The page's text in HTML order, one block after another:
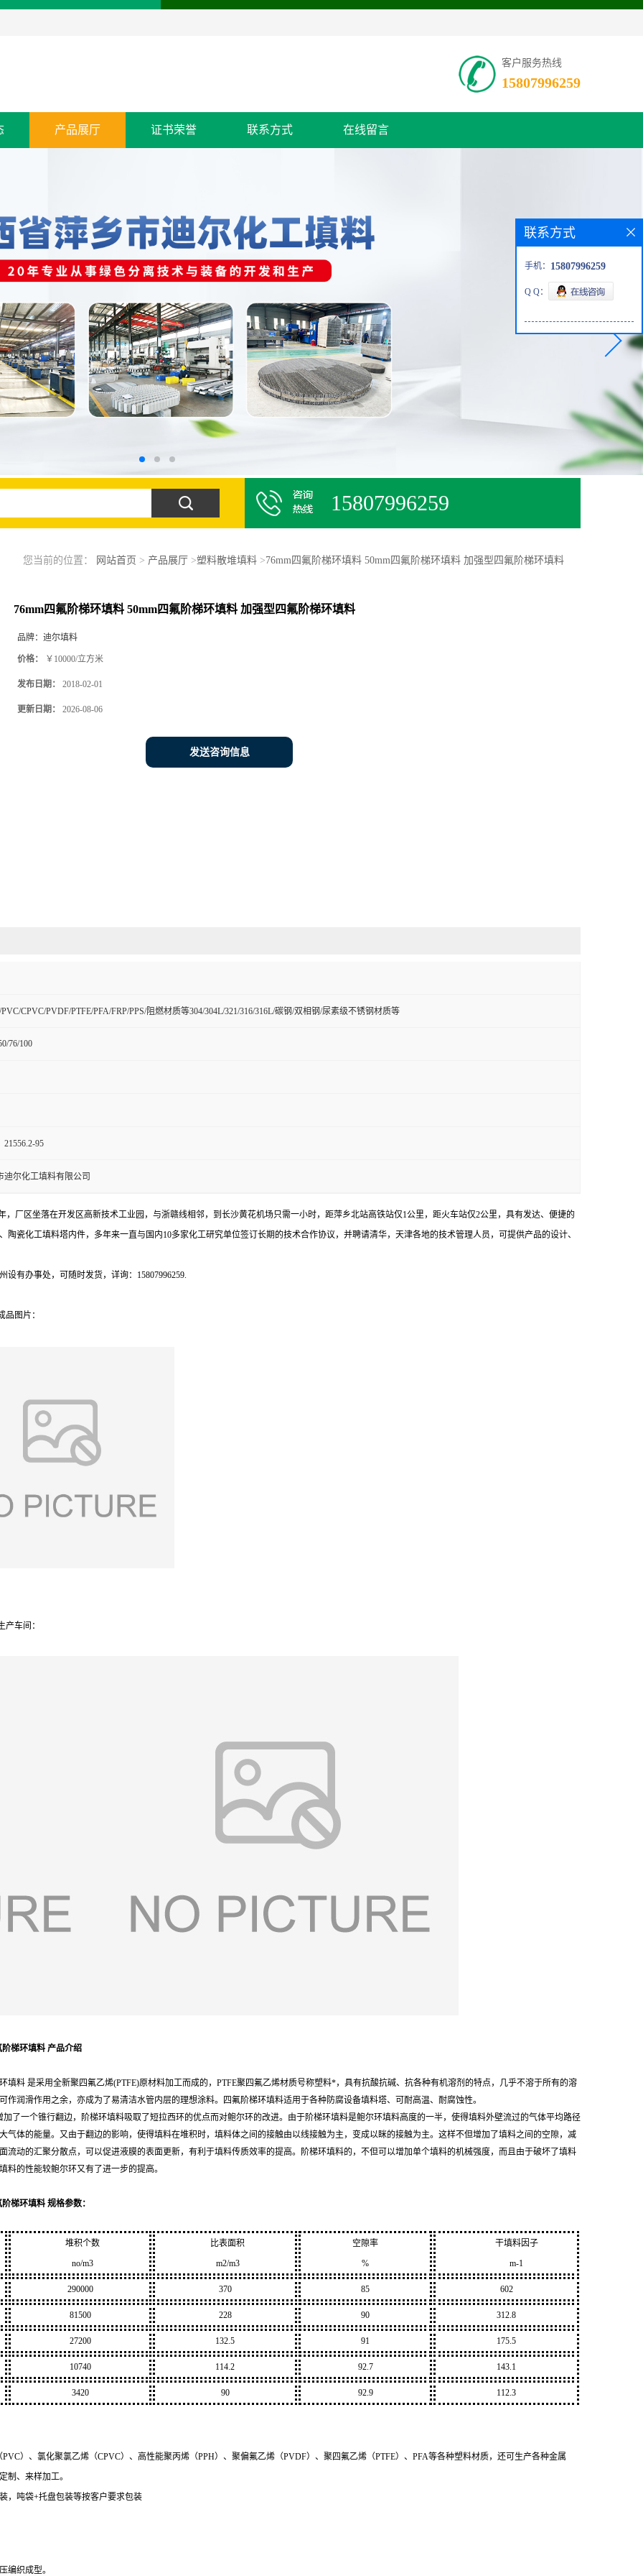
客户服务热线
15807996259
产品展厅 证书荣誉 联系方式 在线留言
15807996259
您当前的位置： 网站首页 > 产品展厅 >塑料散堆填料>76mm四氟阶梯环填料 50mm四氟阶梯环填料 加强型四氟阶梯环填料
76mm四氟阶梯环填料 50mm四氟阶梯环填料 加强型四氟阶梯环填料
品牌： 迪尔填料
价格： ￥10000/立方米
发布日期： 2018-02-01
更新日期： 2026-08-06
发送咨询信息
PVC/CPVC/PVDF/PTFE/PFA/FRP/PPS/阻燃材质等304/304L/321/316/316L/碳钢/双相钢/尿素级不锈钢材质等
76/100
95
迪尔化工填料有限公司
厂区坐落在开发区高新技术工业园，与浙赣线相邻，到长沙黄花机场只需一小时，距萍乡北站高铁站仅1公里，距火车站仅2公里，具有发达、便捷的
瓷化工填料塔内件，多年来一直与国内10多家化工研究单位签订长期的技术合作协议，并聘请清华，天津各地的技术管理人员，可提供产品的设计、
有办事处，可随时发货，详询：15807996259.
图片：
车间：
梯环填料 产品介绍
填料 是采用全新聚四氟乙烯(PTFE)原材料加工而成的， PTFE聚四氟乙烯材质号称塑料*，具有抗酸抗碱、抗各种有机溶剂的特点，几乎不溶于所有的溶
润滑作用之余，亦成为了易清洁水管内层的理想涂料。四氟阶梯环填料适用于各种防腐设备填料塔、可耐高温、耐腐蚀性。
了一个锥行翻边，阶梯环填料吸取了短拉西环的优点而对鲍尔环的改进。 由于阶梯环填料是鲍尔环填料高度的一半，使得填料外壁流过的气体平均路径
气体的能量。 又由于翻边的影响，使得填料在堆积时，填料体之间的接触由以线接触为主，变成以眯的接触为主。这样不但增加了填料之间的空隙，减
动的汇聚分散点，可以促进液膜的表面更新，有利于填料传质效率的提高。阶梯环填料的，不但可以增加单个填料的机械强度，而且由于破坏了填料
的性能较鲍尔环又有了进一步的提高。
梯环填料 规格参数：
堆积个数
no/m3
比表面积
m2/m3
空隙率
%
干填料因子
m-1
290000 370 85 602
81500 228 90 312.8
27200 132.5 91 175.5
10740 114.2 92.7 143.1
3420 90 92.9 112.3
）、氯化聚氯乙烯（CPVC）、高性能聚丙烯（PPH）、聚偏氟乙烯（PVDF）、聚四氟乙烯（PTFE）、PFA等各种塑料材质，还可生产各种金属
制、来样加工。
，吨袋+托盘包装等按客户要求包装
编织成型。
联系方式
手机： 15807996259
Q Q：